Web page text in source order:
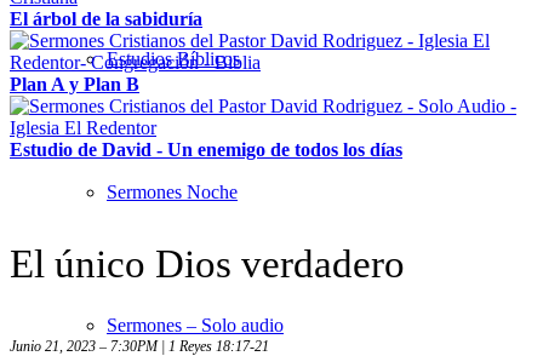
Estudios Bíblicos
Sermones Noche
Sermones – Solo audio
El árbol de la sabiduría
Plan A y Plan B
Estudio de David - Un enemigo de todos los días
El único Dios verdadero
Junio 21, 2023 – 7:30PM | 1 Reyes 18:17-21